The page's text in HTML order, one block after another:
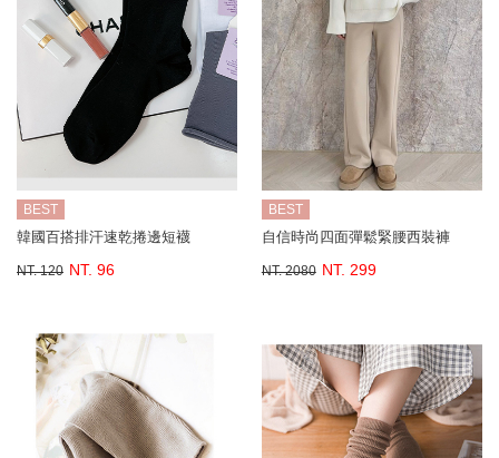
BEST
韓國百搭排汗速乾捲邊短襪
NT. 120 NT. 96
BEST
自信時尚四面彈鬆緊腰西裝褲
NT. 2080 NT. 299